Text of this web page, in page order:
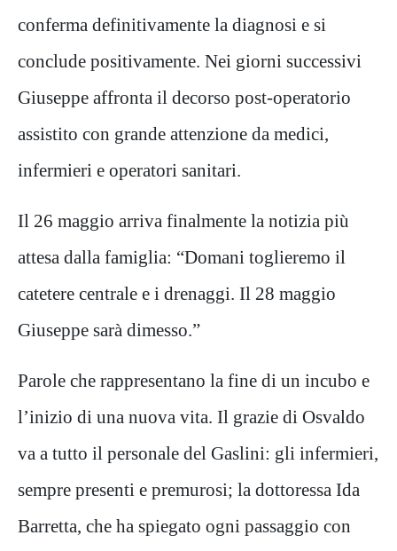
conferma definitivamente la diagnosi e si
conclude positivamente. Nei giorni successivi
Giuseppe affronta il decorso post-operatorio
assistito con grande attenzione da medici,
infermieri e operatori sanitari.
Il 26 maggio arriva finalmente la notizia più
attesa dalla famiglia: “Domani toglieremo il
catetere centrale e i drenaggi. Il 28 maggio
Giuseppe sarà dimesso.”
Parole che rappresentano la fine di un incubo e
l’inizio di una nuova vita. Il grazie di Osvaldo
va a tutto il personale del Gaslini: gli infermieri,
sempre presenti e premurosi; la dottoressa Ida
Barretta, che ha spiegato ogni passaggio con